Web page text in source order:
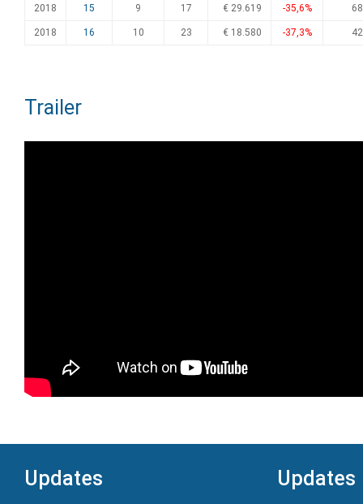
2018 15 9 17 € 29.619 -35,6% 68
2018 16 10 23 € 18.580 -37,3% 42
Trailer
Updates Updates